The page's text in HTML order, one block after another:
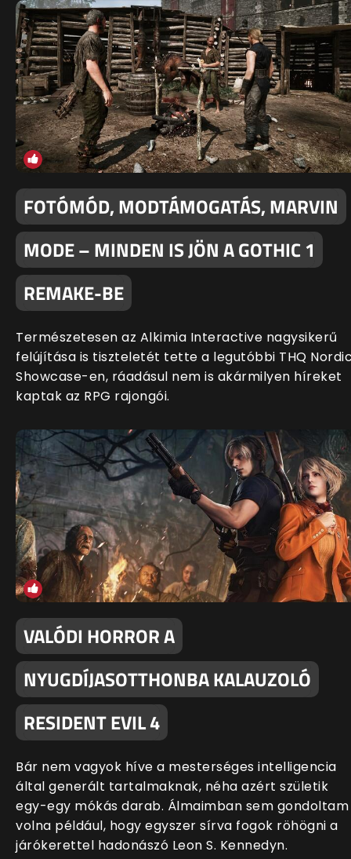
FOTÓMÓD, MODTÁMOGATÁS, MARVIN
MODE – MINDEN IS JÖN A GOTHIC 1
REMAKE-BE
Természetesen az Alkimia Interactive nagysikerű
felújítása is tiszteletét tette a legutóbbi THQ
Showcase-en, ráadásul nem is akármilyen híreket
kaptak az RPG rajongói.
VALÓDI HORROR A
NYUGDÍJASOTTHONBA KALAUZOLÓ
RESIDENT EVIL 4
Bár nem vagyok híve a mesterséges intelligencia
által generált tartalmaknak, néha azért születik
egy-egy mókás darab. Álmaimban sem gondoltam
volna például, hogy egyszer sírva fogok röhögni a
járókerettel hadonászó Leon S. Kennedyn.